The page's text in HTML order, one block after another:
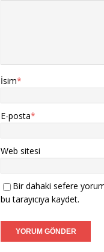
İsim*
E-posta*
Web sitesi
Bir dahaki sefere
bu tarayıcıya kaydet.